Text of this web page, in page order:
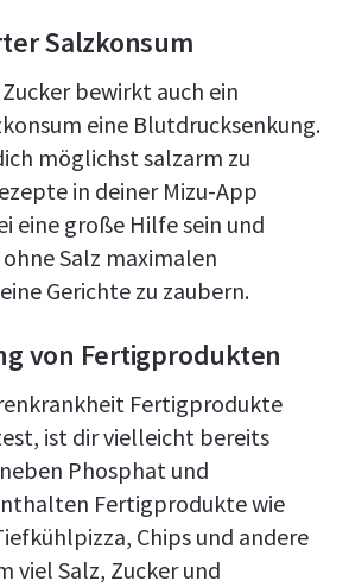
Salzkonsum
bewirkt auch ein
eine Blutdrucksenkung.
möglichst salzarm zu
in deiner Mizu-App
eine große Hilfe sein und
Salz maximalen
Gerichte zu zaubern.
von Fertigprodukten
Fertigprodukte
ist dir vielleicht bereits
Phosphat und
Fertigprodukte wie
Chips und andere
viel Salz, Zucker und